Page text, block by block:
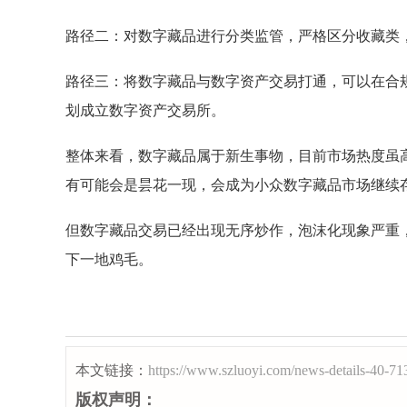
路径二：对数字藏品进行分类监管，严格区分收藏
路径三：将数字藏品与数字资产交易打通，可以在
划成立数字资产交易所。
整体来看，数字藏品属于新生事物，目前市场热度
有可能会是昙花一现，会成为小众数字藏品市场继续
但数字藏品交易已经出现无序炒作，泡沫化现象严
下一地鸡毛。
本文链接： https://www.szluoyi.com/news-details-40-
版权声明：